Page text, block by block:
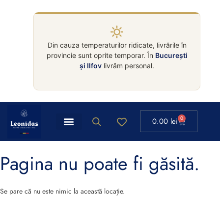
Din cauza temperaturilor ridicate, livrările în
provincie sunt oprite temporar. În București
și Ilfov livrăm personal.
0.00 lei 0
Pagina nu poate fi găsită.
Se pare că nu este nimic la această locație.